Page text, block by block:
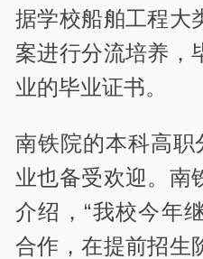
据学校船舶工程大
案进行分流培养，
业的毕业证书。
南铁院的本科高职
业也备受欢迎。南
介绍，“我校今年
合作，在提前招生